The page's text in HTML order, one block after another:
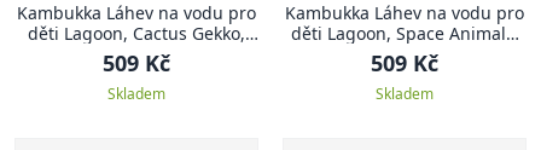
Kambukka Láhev na vodu pro
děti Lagoon, Cactus Gekko,
400 ml
509 Kč
Skladem
Kambukka Láhev na vodu pro
děti Lagoon, Space Animals,
400 ml
509 Kč
Skladem